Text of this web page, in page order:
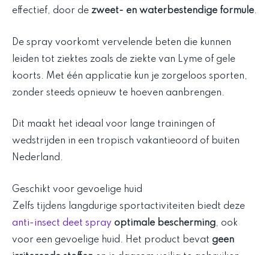
effectief, door de zweet- en waterbestendige formule.
De spray voorkomt vervelende beten die kunnen
leiden tot ziektes zoals de ziekte van Lyme of gele
koorts. Met één applicatie kun je zorgeloos sporten,
zonder steeds opnieuw te hoeven aanbrengen.
Dit maakt het ideaal voor lange trainingen of
wedstrijden in een tropisch vakantieoord of buiten
Nederland.
Geschikt voor gevoelige huid
Zelfs tijdens langdurige sportactiviteiten biedt deze
anti-insect deet spray optimale bescherming, ook
voor een gevoelige huid. Het product bevat geen